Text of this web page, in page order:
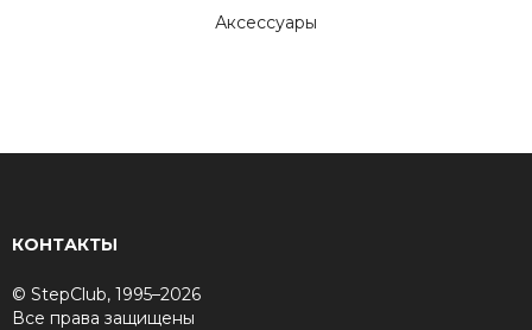
Аксессуары
КОНТАКТЫ
© StepClub, 1995–2026
Все права защищены